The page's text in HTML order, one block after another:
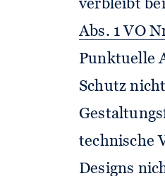
verbleibt
Abs. 1 VO
Punktuelle
Schutz
technische
Designs